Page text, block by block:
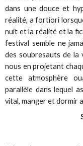
dans une douce et
réalité, a fortiori
nuit et la réalité et la
festival semble ne
des soubresauts de la
nous en projetant
cette atmosphère
parallèle dans lequel
vital, manger et dormir